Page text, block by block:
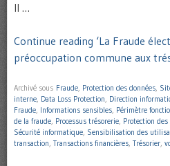
Il …
Continue reading ‘La Fraude
préoccupation commune aux
Archivé sous Fraude, Protection des données,
interne, Data Loss Protection, Direction
Fraude, Informations sensibles, Périmètre
de la fraude, Processus trésorerie, Protection des
Sécurité informatique, Sensibilisation des
transaction, Transactions financières, Trésorier,